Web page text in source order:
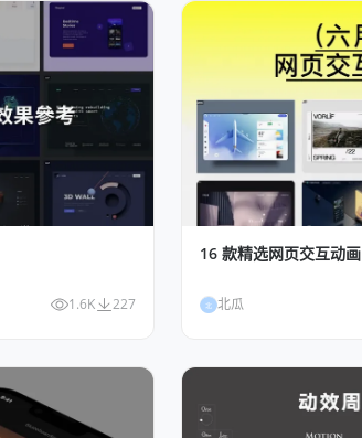
1.6K 227
16 款精选网页交互动画
北 北瓜